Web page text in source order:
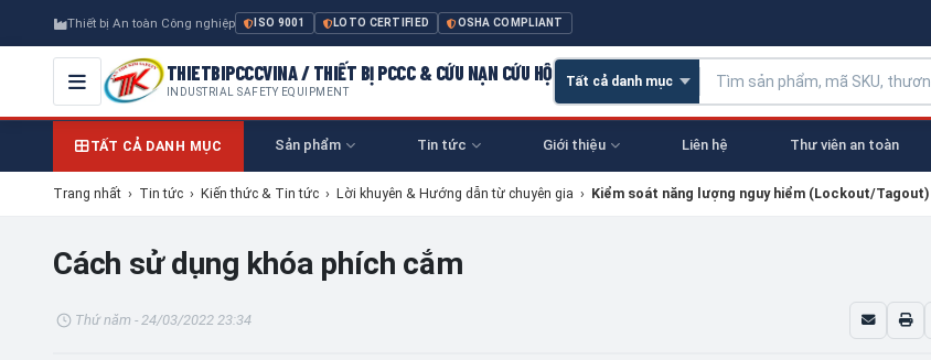
Thiết bị An toàn Công nghiệp ISO 9001 LOTO CERTIFIED OSHA COMPLIANT
THIETBIPCCCVINA / THIẾT BỊ PCCC & CỨU NẠN CỨU HỘ
INDUSTRIAL SAFETY EQUIPMENT
TẤT CẢ DANH MỤC Sản phẩm Tin tức Giới thiệu Liên hệ Thư viên an toàn
Trang nhất › Tin tức › Kiến thức & Tin tức › Lời khuyên & Hướng dẫn từ chuyên gia › Kiểm soát năng lượng nguy hiểm (Lockout/Tagout)
Cách sử dụng khóa phích cắm
Thứ năm - 24/03/2022 23:34